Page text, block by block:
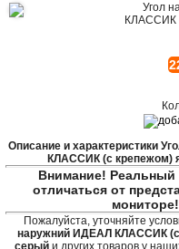
Угол
КЛАССИК
Описание и характеристики
КЛАССИК (с крепежом)
Внимание! Реальный
отличаться от
мониторе!
Пожалуйста, уточняйте
наружний ИДЕАЛ КЛАССИК (с
серый и других товаров у